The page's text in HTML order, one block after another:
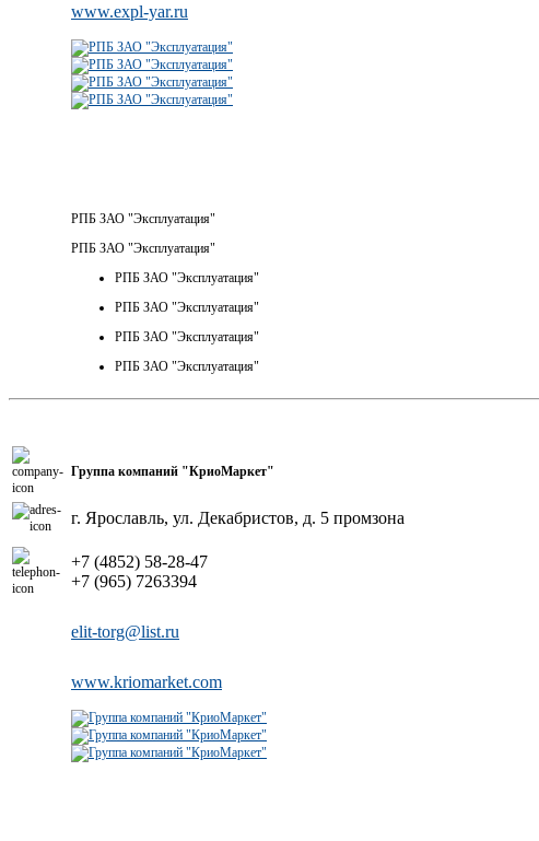
www.expl-yar.ru
РПБ ЗАО "Эксплуатация"
РПБ ЗАО "Эксплуатация"
РПБ ЗАО "Эксплуатация"
РПБ ЗАО "Эксплуатация"
РПБ ЗАО "Эксплуатация"
РПБ ЗАО "Эксплуатация"
Группа компаний "КриоМаркет"
г. Ярославль, ул. Декабристов, д. 5 промзона
+7 (4852) 58-28-47
+7 (965) 7263394
elit-torg@list.ru
www.kriomarket.com